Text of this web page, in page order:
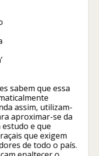
sabem que essa
assim, utilizam-
aproximar-se da
e que
que exigem
de todo o país.